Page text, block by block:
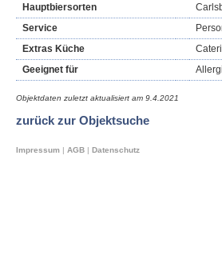
Hauptbiersorten
Service
Extras Küche
Geeignet für
Objektdaten zuletzt aktualisiert am 9.4.2021
zurück zur Objektsuche
Impressum | AGB | Datenschutz